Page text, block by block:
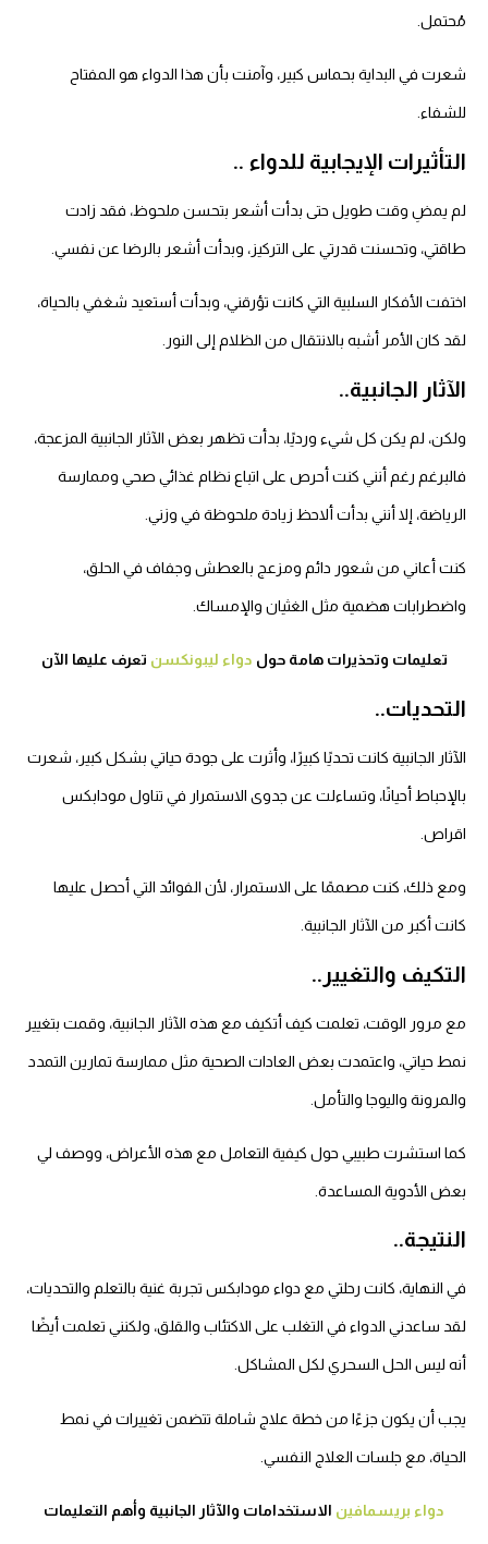
مُحتمل.
شعرت في البداية بحماس كبير، وآمنت بأن هذا الدواء هو المفتاح
للشفاء.
التأثيرات الإيجابية للدواء ..
لم يمضِ وقت طويل حتى بدأت أشعر بتحسن ملحوظ، فقد زادت
طاقتي، وتحسنت قدرتي على التركيز، وبدأت أشعر بالرضا عن نفسي.
اختفت الأفكار السلبية التي كانت تؤرقني، وبدأت أستعيد شغفي بالحياة،
لقد كان الأمر أشبه بالانتقال من الظلام إلى النور.
الآثار الجانبية..
ولكن، لم يكن كل شيء ورديًا، بدأت تظهر بعض الآثار الجانبية المزعجة،
فالبرغم رغم أنني كنت أحرص على اتباع نظام غذائي صحي وممارسة
الرياضة، إلا أنني بدأت ألاحظ زيادة ملحوظة في وزني.
كنت أعاني من شعور دائم ومزعج بالعطش وجفاف في الحلق،
واضطرابات هضمية مثل الغثيان والإمساك.
تعليمات وتحذيرات هامة حول دواء ليبونكسن تعرف عليها الآن
التحديات..
الآثار الجانبية كانت تحديًا كبيرًا، وأثرت على جودة حياتي بشكل كبير، شعرت
بالإحباط أحيانًا، وتساءلت عن جدوى الاستمرار في تناول مودابكس
اقراص.
ومع ذلك، كنت مصممًا على الاستمرار، لأن الفوائد التي أحصل عليها
كانت أكبر من الآثار الجانبية.
التكيف والتغيير..
مع مرور الوقت، تعلمت كيف أتكيف مع هذه الآثار الجانبية، وقمت بتغيير
نمط حياتي، واعتمدت بعض العادات الصحية مثل ممارسة تمارين التمدد
والمرونة واليوجا والتأمل.
كما استشرت طبيبي حول كيفية التعامل مع هذه الأعراض، ووصف لي
بعض الأدوية المساعدة.
النتيجة..
في النهاية، كانت رحلتي مع دواء مودابكس تجربة غنية بالتعلم والتحديات،
لقد ساعدني الدواء في التغلب على الاكتئاب والقلق، ولكنني تعلمت أيضًا
أنه ليس الحل السحري لكل المشاكل.
يجب أن يكون جزءًا من خطة علاج شاملة تتضمن تغييرات في نمط
الحياة، مع جلسات العلاج النفسي.
دواء بريسمافين الاستخدامات والآثار الجانبية وأهم التعليمات